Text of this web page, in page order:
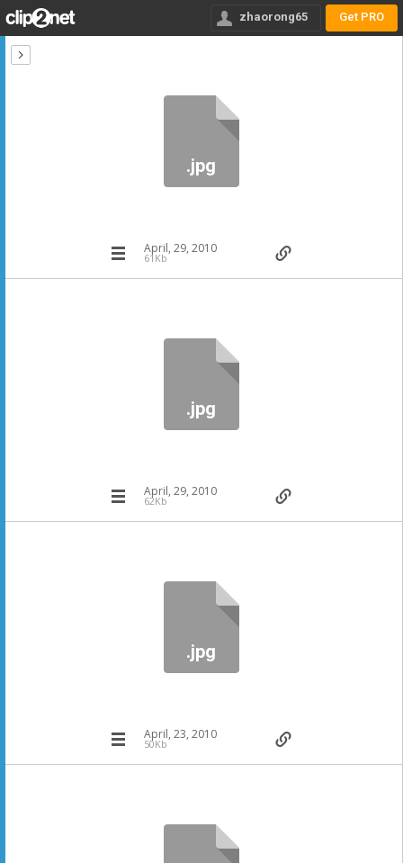
Get PRO
zhaorong65
.jpg
April, 29, 2010
61Kb
.jpg
April, 29, 2010
62Kb
.jpg
April, 23, 2010
50Kb